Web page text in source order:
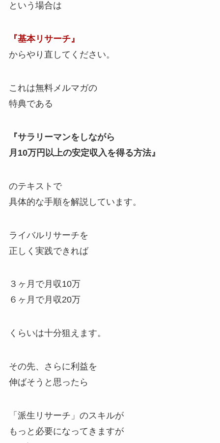
という場合は
『基本リサーチ』
からやり直してください。
これは無料メルマガの
特典である
『サラリーマンをしながら
月10万円以上の安定収入を得る方法』
のテキストで
具体的な手順を解説しています。
ライバルリサーチを
正しく実践できれば
３ヶ月で月収10万
６ヶ月で月収20万
くらいは十分狙えます。
その先、さらに利益を
伸ばそうと思ったら
「派生リサーチ」のスキルが
もっと必要になってきますが